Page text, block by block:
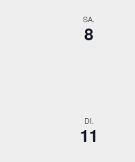
SA.
8
DI.
11